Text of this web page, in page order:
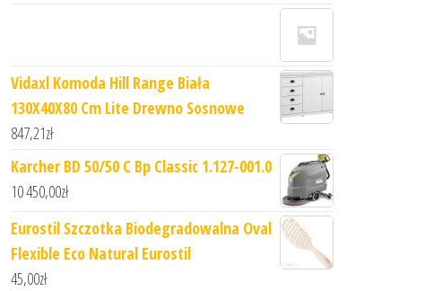
Vidaxl Komoda Hill Range Biała
130X40X80 Cm Lite Drewno Sosnowe
847,21zł
Karcher BD 50/50 C Bp Classic 1.127-001.0
10 450,00zł
Eurostil Szczotka Biodegradowalna Oval
Flexible Eco Natural Eurostil
45,00zł